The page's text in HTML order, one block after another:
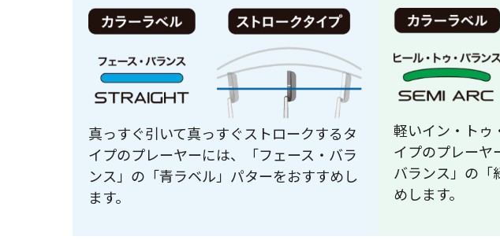
真っすぐ引いて真っすぐストロークするタ
イプのプレーヤーには、「フェース・バラ
ンス」の「青ラベル」パターをおすすめし
ます。
軽いイン・トゥ
イプのプレーヤ
バランス」の「
めします。